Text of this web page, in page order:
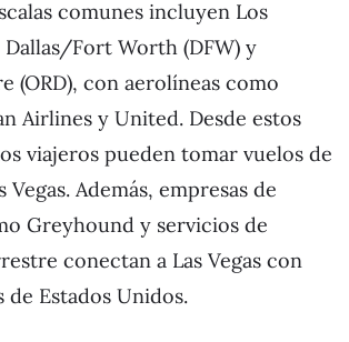
comunes incluyen Los
Dallas/Fort Worth (DFW) y
(ORD), con aerolíneas como
Airlines y United. Desde estos
viajeros pueden tomar vuelos de
Vegas. Además, empresas de
Greyhound y servicios de
conectan a Las Vegas con
de Estados Unidos.